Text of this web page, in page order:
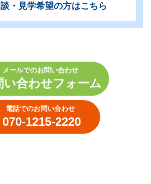
・見学希望の方はこちら
メールでのお問い合わせ
い合わせフォーム
電話でのお問い合わせ
070-1215-2220